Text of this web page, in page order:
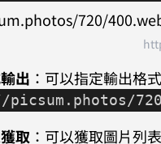
出 ：可以指定輸出格
取 ：可以獲取圖片列